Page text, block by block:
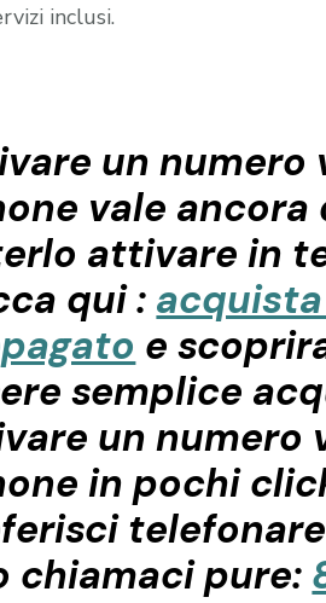
inclusi.
un numero
vale ancora
attivare in
qui :
e
semplice
un numero
in pochi
chiamaci pure: